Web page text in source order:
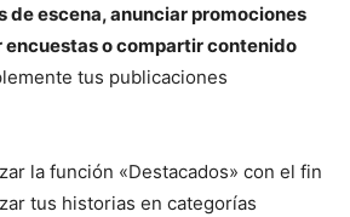
de escena, anunciar promociones
o compartir contenido
tus publicaciones
la función «Destacados» con el fin
tus historias en categorías